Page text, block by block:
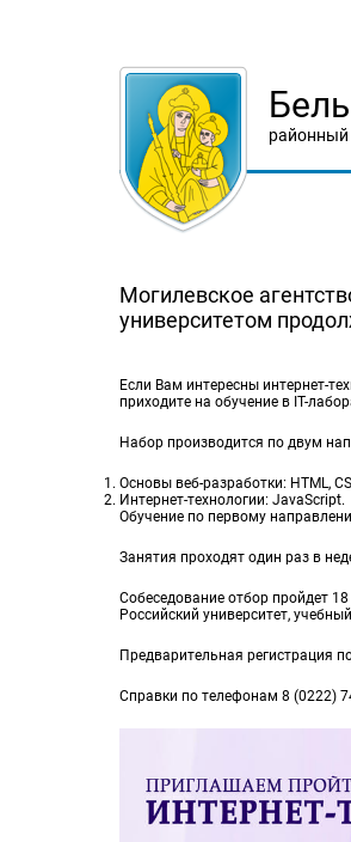
районный
Могилевское
университетом
Если Вам интересны интернет-
приходите на обучение в IT-
Набор производится по двум
Основы веб-разработки: HTML,
Интернет-технологии: JavaScript.
Обучение по первому
Занятия проходят один раз в
Собеседование отбор пройдет
Российский университет,
Предварительная регистрация
Справки по телефонам 8 (0222)